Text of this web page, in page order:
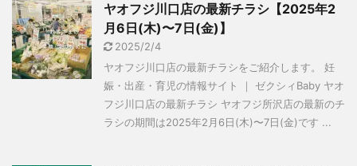
ヤオフジ川口店の最新チラシ【2025年2
月6日(木)〜7日(金)】
2025/2/4
ヤオフジ川口店の最新チラシをご紹介します。 妊
娠・出産・育児の情報サイト ｜ ゼクシィBaby ヤオ
フジ川口店の最新チラシ ヤオフジ所沢店の最新のチ
ラシの期間は2025年2月6日(木)〜7日(金)です ...